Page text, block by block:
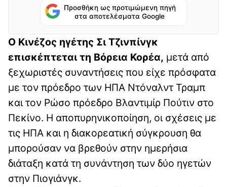
Προσθήκη ως προτιμώμενη πηγή
στα αποτελέσματα Google
Ο Κινέζος ηγέτης Σι Τζινπίνγκ
επισκέπτεται τη Βόρεια Κορέα, μετά από
ξεχωριστές συναντήσεις που είχε πρόσφατα
με τον πρόεδρο των ΗΠΑ Ντόναλντ Τραμπ
και τον Ρώσο πρόεδρο Βλαντιμίρ Πούτιν στο
Πεκίνο. Η αποπυρηνικοποίηση, οι σχέσεις με
τις ΗΠΑ και η διακορεατική σύγκρουση θα
μπορούσαν να βρεθούν στην ημερήσια
διάταξη κατά τη συνάντηση των δύο ηγετών
στην Πιογιάνγκ.